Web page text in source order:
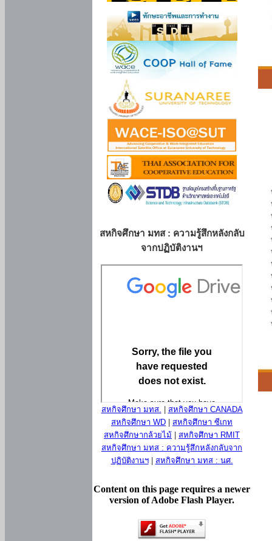
สหกิจศึกษา มทส : ความรู้สึกหลังกลับ
จากปฏิบัติงานฯ
สหกิจศึกษา มทส.
สหกิจศึกษา CANADA
สหกิจศึกษา WD
สหกิจศึกษา ซีเกท
สหกิจศึกษากล้วยไม้
สหกิจศึกษา RMIT
สหกิจศึกษา มทส : ความรู้สึกหลังกลับจาก
ปฏิบัติงานฯ| สหกิจศึกษา มทส : นศ.
Content on this page requires a newer
version of Adobe Flash Player.